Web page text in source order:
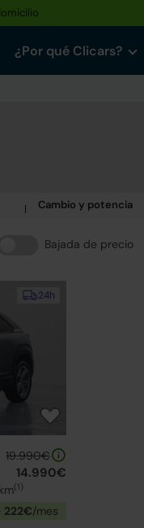
¿Por qué Clicars?
Cambio y potencia
Bajada de precio
24h
(1)
19.990€
14.990€
222€/mes